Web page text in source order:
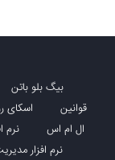
بیگ بلو باتن
قوانین
اسکای
ال ام اس
نرم
نرم افزار